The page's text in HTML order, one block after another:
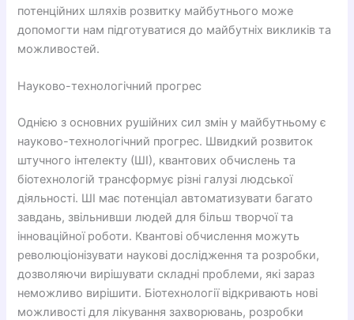
потенційних шляхів розвитку майбутнього може
допомогти нам підготуватися до майбутніх викликів та
можливостей.
Науково-технологічний прогрес
Однією з основних рушійних сил змін у майбутньому є
науково-технологічний прогрес. Швидкий розвиток
штучного інтелекту (ШІ), квантових обчислень та
біотехнологій трансформує різні галузі людської
діяльності. ШІ має потенціал автоматизувати багато
завдань, звільнивши людей для більш творчої та
інноваційної роботи. Квантові обчислення можуть
революціонізувати наукові дослідження та розробки,
дозволяючи вирішувати складні проблеми, які зараз
неможливо вирішити. Біотехнології відкривають нові
можливості для лікування захворювань, розробки